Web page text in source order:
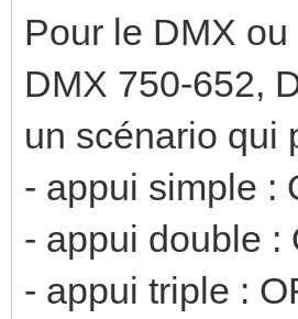
Pour le DMX
DMX 750-652,
un scénario qui
- appui simple :
- appui double :
- appui triple :